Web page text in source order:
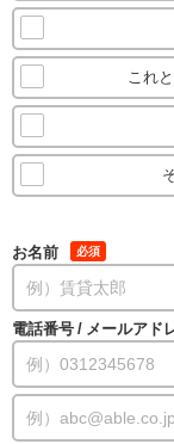
これ
お名前 必須
電話番号 / メールアド